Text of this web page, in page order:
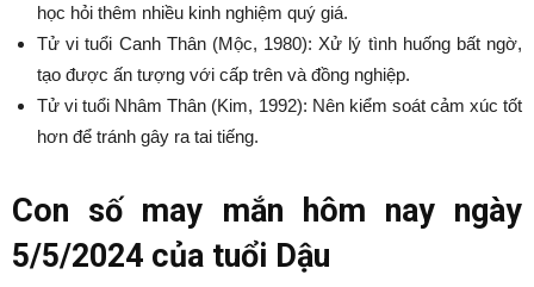
học hỏi thêm nhiều kinh nghiệm quý giá.
Tử vi tuổi Canh Thân (Mộc, 1980): Xử lý tình huống bất ngờ,
tạo được ấn tượng với cấp trên và đồng nghiệp.
Tử vi tuổi Nhâm Thân (Kim, 1992): Nên kiểm soát cảm xúc tốt
hơn để tránh gây ra tai tiếng.
Con số may mắn hôm nay ngày
5/5/2024 của tuổi Dậu